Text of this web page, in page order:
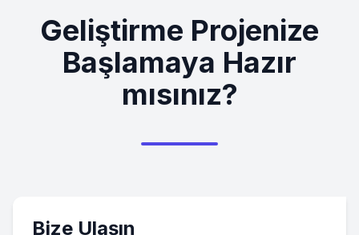
Geliştirme Projenize
Başlamaya Hazır
mısınız?
Bize Ulaşın